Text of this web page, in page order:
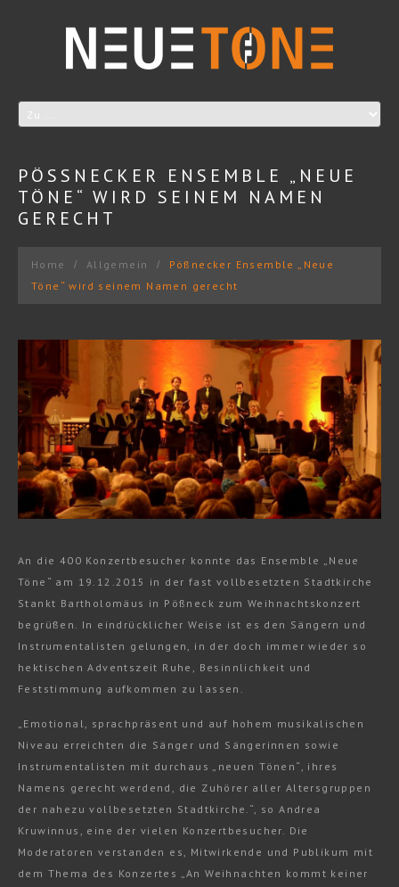
PÖSSNECKER ENSEMBLE „NEUE T
ÖNE“ WIRD SEINEM NAMEN G
ERECHT
Home Allgemein
Pößnecker Ensemble „Neue
Töne“ wird seinem Namen gerecht
An die 400 Konzertbesucher konnte das Ensemble „Neue
Töne“ am 19.12.2015 in der fast vollbesetzten Stadtkirche
Stankt Bartholomäus in Pößneck zum Weihnachtskonzert
begrüßen. In eindrücklicher Weise ist es den Sängern und
Instrumentalisten gelungen, in der doch immer wieder so
hektischen Adventszeit Ruhe, Besinnlichkeit und
Feststimmung aufkommen zu lassen.
„Emotional, sprachpräsent und auf hohem musikalischen
Niveau erreichten die Sänger und Sängerinnen sowie
Instrumentalisten mit durchaus „neuen Tönen“, ihres
Namens gerecht werdend, die Zuhörer aller Altersgruppen
der nahezu vollbesetzten Stadtkirche.“, so Andrea
Kruwinnus, eine der vielen Konzertbesucher. Die
Moderatoren verstanden es, Mitwirkende und Publikum mit
dem Thema des Konzertes „An Weihnachten kommt keiner